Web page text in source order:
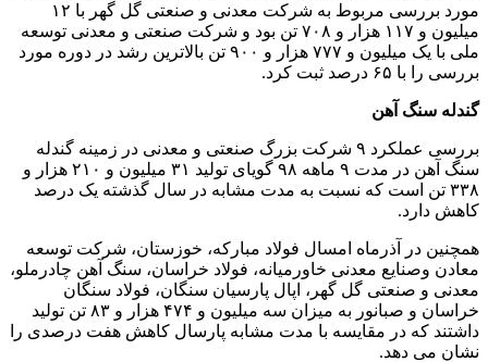
مورد بررسی مربوط به شرکت معدنی و صنعتی گل گهر با ۱۲
میلیون و ۱۱۷ هزار و ۷۰۸ تن بود و شرکت صنعتی و معدنی توسعه
ملی با یک میلیون و ۷۷۷ هزار و ۹۰۰ تن بالاترین رشد در دوره مورد
بررسی را با ۶۵ درصد ثبت کرد.
گندله سنگ آهن
بررسی عملکرد ۹ شرکت بزرگ صنعتی و معدنی در زمینه گندله
سنگ آهن در مدت ۹ ماهه ۹۸ گویای تولید ۳۱ میلیون و ۲۱۰ هزار و
۳۳۸ تن است که نسبت به مدت مشابه در سال گذشته یک درصد
کاهش دارد.
همچنین در آذرماه امسال فولاد مبارکه، خوزستان، شرکت توسعه
معادن وصنایع معدنی خاورمیانه، فولاد خراسان، سنگ آهن چادرملو،
معدنی و صنعتی گل گهر، اپال پارسیان سنگان، فولاد سنگان
خراسان و صبانور به میزان سه میلیون و ۴۷۴ هزار و ۸۳ تن تولید
داشتند که در مقایسه با مدت مشابه پارسال کاهش هفت درصدی را
نشان می دهد.